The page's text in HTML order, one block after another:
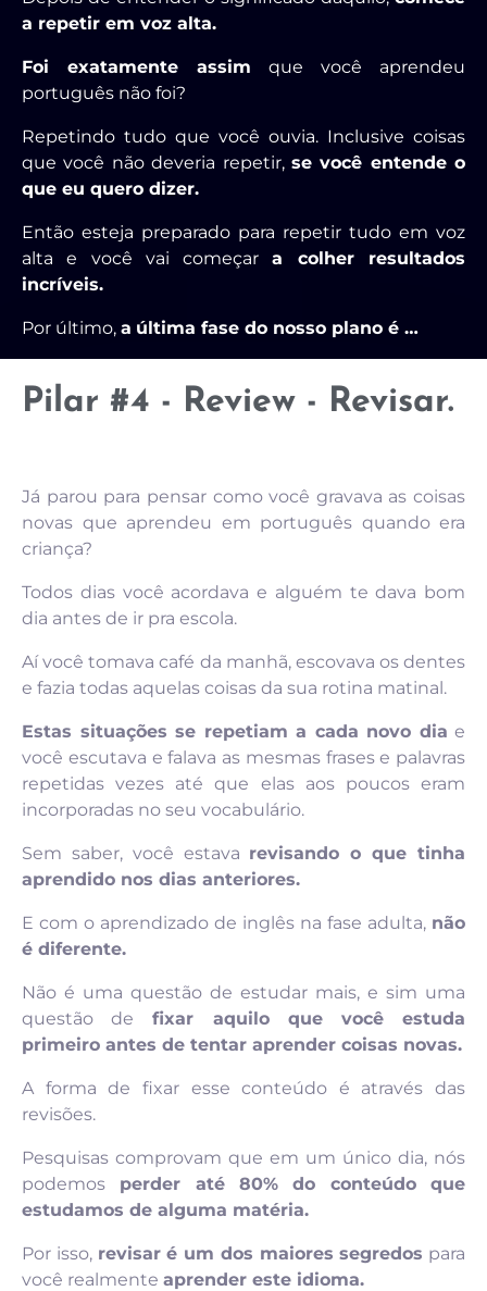
a repetir em voz alta.
Foi exatamente assim que você aprendeu
português não foi?
Repetindo tudo que você ouvia. Inclusive coisas
que você não deveria repetir, se você entende o
que eu quero dizer.
Então esteja preparado para repetir tudo em voz
alta e você vai começara colher resultados
incríveis.
Por último, a última fase do nosso plano é …
Pilar #4 - Review - Revisar.
Já parou para pensar como você gravava as coisas
novas que aprendeu em português quando era
criança?
Todos dias você acordava e alguém te dava bom
dia antes de ir pra escola.
Aí você tomava café da manhã, escovava os dentes
e fazia todas aquelas coisas da sua rotina matinal.
Estas situações se repetiam a cada novo dia e
você escutava e falava as mesmas frases e palavras
repetidas vezes até que elas aos poucos eram
incorporadas no seu vocabulário.
Sem saber, você estava revisando o que tinha
aprendido nos dias anteriores.
E com o aprendizado de inglês na fase adulta, não
é diferente.
Não é uma questão de estudar mais, e sim uma
questão de fixar aquilo que você estuda
primeiro antes de tentar aprender coisas novas.
A forma de fixar esse conteúdo é através das
revisões.
Pesquisas comprovam que em um único dia, nós
podemos perder até 80% do conteúdo que
estudamos de alguma matéria.
Por isso, revisar é um dos maiores segredos para
você realmente aprender este idioma.